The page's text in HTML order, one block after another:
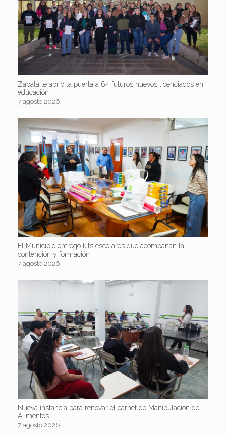
Zapala le abrió la puerta a 64 futuros nuevos licenciados en
educación
7 agosto 2026
El Municipio entregó kits escolares que acompañan la
contención y formación
7 agosto 2026
Nueva instancia para renovar el carnet de Manipulación de
Alimentos
7 agosto 2026